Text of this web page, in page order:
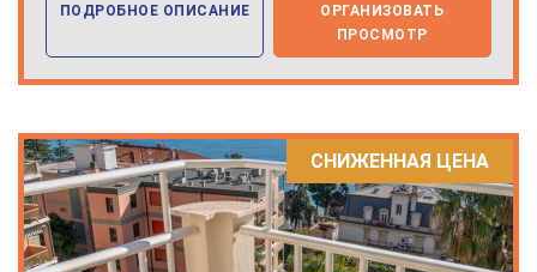
ПОДРОБНОЕ ОПИСАНИЕ
ОРГАНИЗОВАТЬ
ПРОСМОТР
СНИЖЕННАЯ ЦЕНА